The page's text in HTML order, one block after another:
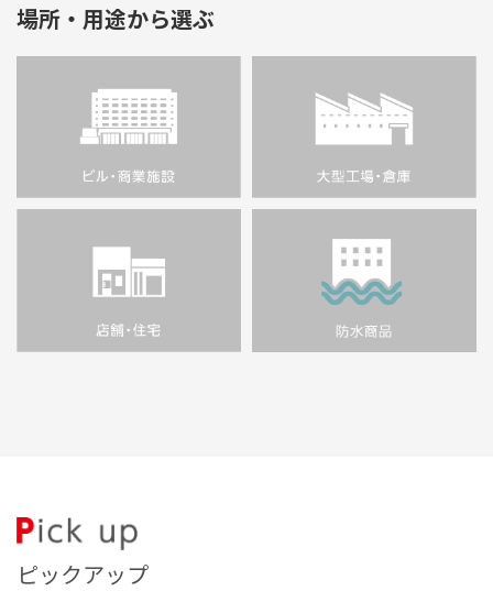
場所・用途から選ぶ
ピックアップ